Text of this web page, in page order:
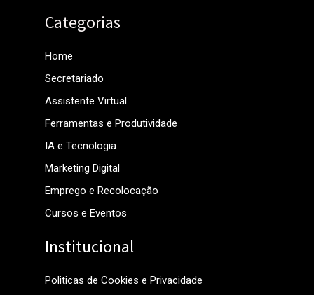
Categorias
Home
Secretariado
Assistente Virtual
Ferramentas e Produtividade
IA e Tecnologia
Marketing Digital
Emprego e Recolocação
Cursos e Eventos
Institucional
Politicas de Cookies e Privacidade